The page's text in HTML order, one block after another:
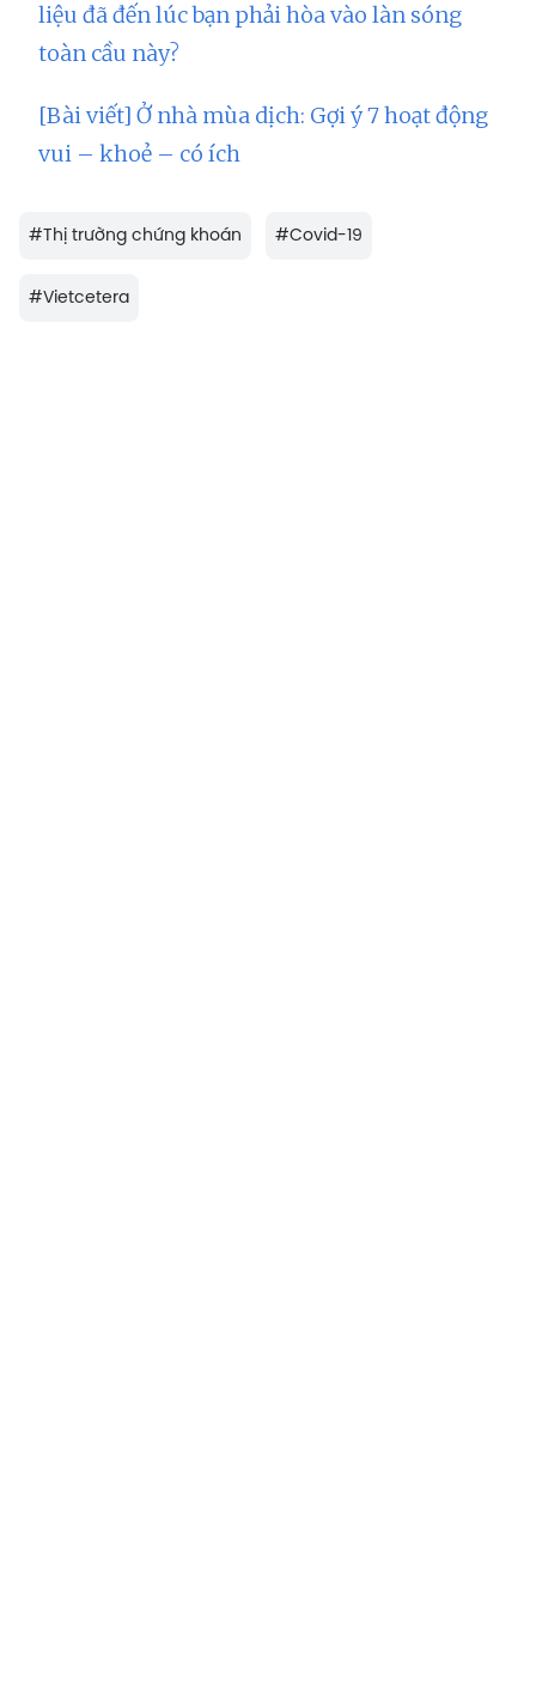
liệu đã đến lúc bạn phải hòa vào làn sóng
toàn cầu này?
[Bài viết] Ở nhà mùa dịch: Gợi ý 7 hoạt động
vui – khoẻ – có ích
#Thị trường chứng khoán #Covid-19
#Vietcetera